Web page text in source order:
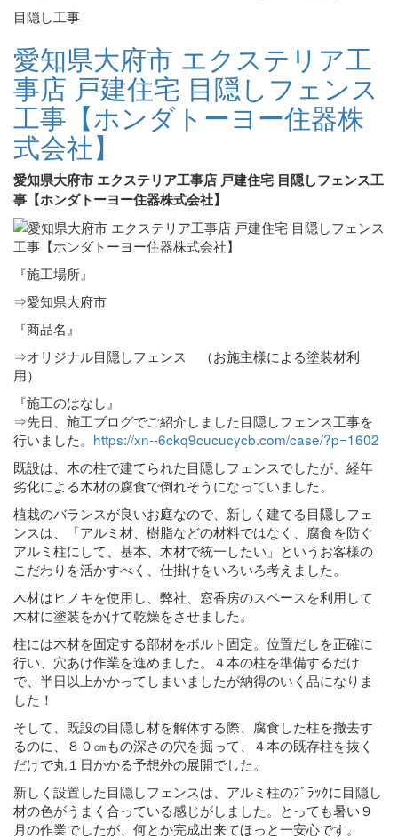
目隠し工事
愛知県大府市 エクステリア工
事店 戸建住宅 目隠しフェンス
工事【ホンダトーヨー住器株
式会社】
愛知県大府市 エクステリア工事店 戸建住宅 目隠しフェンス工
事【ホンダトーヨー住器株式会社】
『施工場所』
⇒愛知県大府市
『商品名』
⇒オリジナル目隠しフェンス （お施主様による塗装材利
用）
『施工のはなし』
⇒先日、施工ブログでご紹介しました目隠しフェンス工事を
行いました。 https://xn--6ckq9cucucycb.com/case/?p=1602
既設は、木の柱で建てられた目隠しフェンスでしたが、経年
劣化による木材の腐食で倒れそうになっていました。
植栽のバランスが良いお庭なので、新しく建てる目隠しフェ
ンスは、「アルミ材、樹脂などの材料ではなく、腐食を防ぐ
アルミ柱にして、基本、木材で統一したい」というお客様の
こだわりを活かすべく、仕掛けをいろいろ考えました。
木材はヒノキを使用し、弊社、窓香房のスペースを利用して
木材に塗装をかけて乾燥をさせました。
柱には木材を固定する部材をボルト固定。位置だしを正確に
行い、穴あけ作業を進めました。４本の柱を準備するだけ
で、半日以上かかってしまいましたが納得のいく品になりま
した！
そして、既設の目隠し材を解体する際、腐食した柱を撤去す
るのに、８０㎝もの深さの穴を掘って、４本の既存柱を抜く
だけで丸１日かかる予想外の展開でした。
新しく設置した目隠しフェンスは、アルミ柱のﾌﾞﾗｯｸに目隠し
材の色がうまく合っている感じがしました。とっても暑い９
月の作業でしたが、何とか完成出来てほっと一安心です。